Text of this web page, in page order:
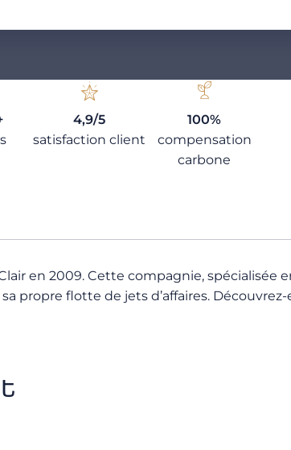
4,9/5
satisfaction client
100%
compensation
carbone
en 2009. Cette compagnie, spécialisée
propre flotte de jets d’affaires.